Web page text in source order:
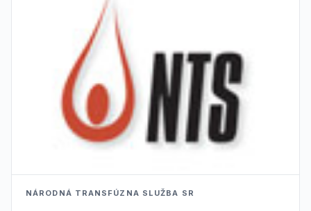
NÁRODNÁ TRANSFÚZNA SLUŽBA SR